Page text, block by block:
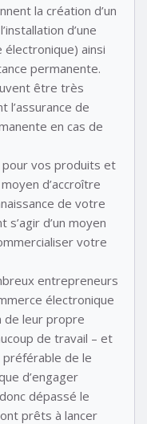
la création d’un
d’une
ainsi
permanente.
être très
l’assurance de
en cas de
pour vos produits et
d’accroître
de votre
d’un moyen
votre
entrepreneurs
électronique
de leur propre
de travail – et
préférable de le
d’engager
dépassé le
prêts à lancer